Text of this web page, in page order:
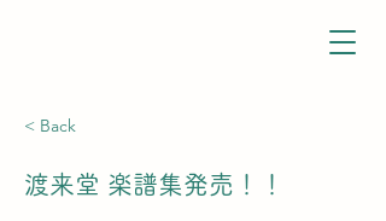
< Back
渡来堂 楽譜集発売！！